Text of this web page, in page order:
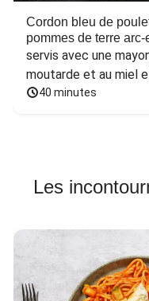
Cordon bleu de
pommes de terre arc-
servis avec une
moutarde et au miel
40 minutes
Les